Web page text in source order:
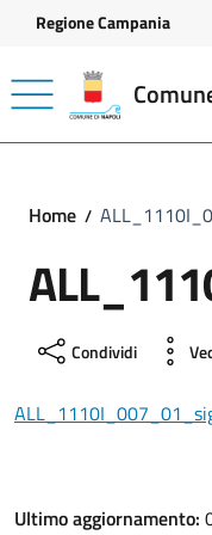
Vai ai contenuti
Vai al footer
Regione Campania
Home
Condividi
Ultimo aggiornamento: